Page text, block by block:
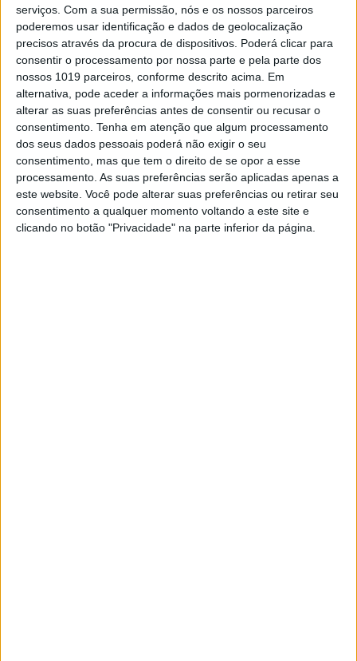
serviços. Com a sua permissão, nós e os nossos parceiros
poderemos usar identificação e dados de geolocalização
precisos através da procura de dispositivos. Poderá clicar para
consentir o processamento por nossa parte e pela parte dos
nossos 1019 parceiros, conforme descrito acima. Em
alternativa, pode aceder a informações mais pormenorizadas e
alterar as suas preferências antes de consentir ou recusar o
consentimento. Tenha em atenção que algum processamento
dos seus dados pessoais poderá não exigir o seu
consentimento, mas que tem o direito de se opor a esse
processamento. As suas preferências serão aplicadas apenas a
este website. Você pode alterar suas preferências ou retirar seu
consentimento a qualquer momento voltando a este site e
clicando no botão "Privacidade" na parte inferior da página.
7
“Saudade é um sentimento muito bonito, mas por
vezes muito despropositado. Temos muito
orgulho dessa palavra, que achamos que nos faz
especiais, quando na verdade nos torna
cobardes’’
8
Os Lusíadas são um hospital e Guerra Junqueiro
uma avenida
9
Tem apneia do sono e não consegue usar a
máquina CPAP? Há uma alternativa a avaliar.
Opinião de um dentista
104 de agosto de 1578. D. Sebastião, Ceuta: a vida